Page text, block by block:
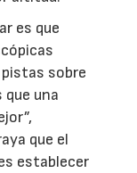
es que
sobre
una
que el
establecer